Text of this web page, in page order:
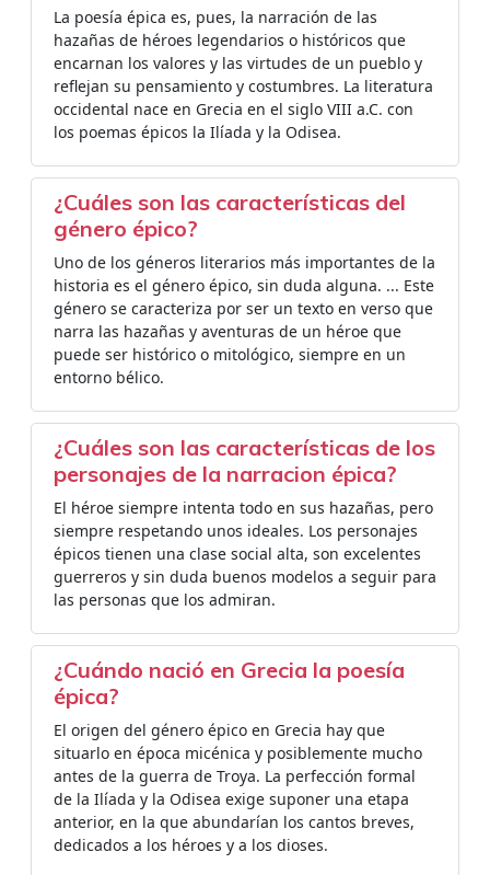
La poesía épica es, pues, la narración de las
hazañas de héroes legendarios o históricos que
encarnan los valores y las virtudes de un pueblo y
reflejan su pensamiento y costumbres. La literatura
occidental nace en Grecia en el siglo VIII a.C. con
los poemas épicos la Ilíada y la Odisea.
¿Cuáles son las características del
género épico?
Uno de los géneros literarios más importantes de la
historia es el género épico, sin duda alguna. ... Este
género se caracteriza por ser un texto en verso que
narra las hazañas y aventuras de un héroe que
puede ser histórico o mitológico, siempre en un
entorno bélico.
¿Cuáles son las características de los
personajes de la narracion épica?
El héroe siempre intenta todo en sus hazañas, pero
siempre respetando unos ideales. Los personajes
épicos tienen una clase social alta, son excelentes
guerreros y sin duda buenos modelos a seguir para
las personas que los admiran.
¿Cuándo nació en Grecia la poesía
épica?
El origen del género épico en Grecia hay que
situarlo en época micénica y posiblemente mucho
antes de la guerra de Troya. La perfección formal
de la Ilíada y la Odisea exige suponer una etapa
anterior, en la que abundarían los cantos breves,
dedicados a los héroes y a los dioses.